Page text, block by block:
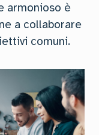
armonioso è
a collaborare
comuni.